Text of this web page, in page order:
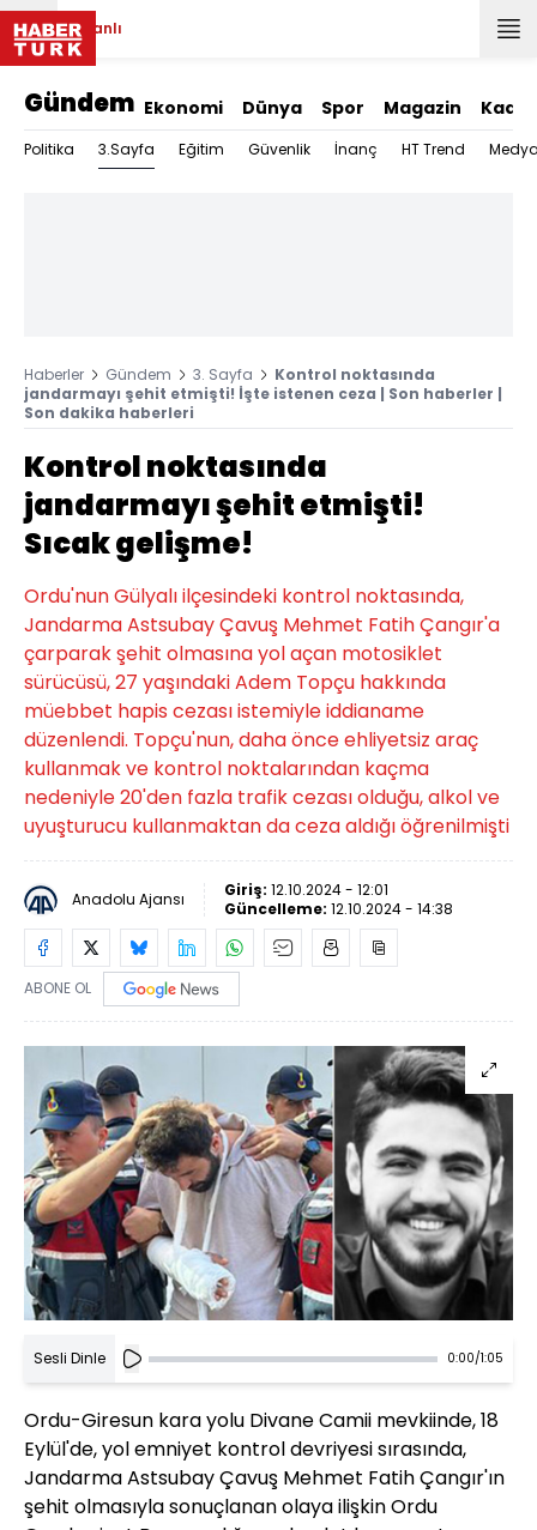
Canlı
Gündem Ekonomi Dünya Spor Magazin Kadın
Politika 3.Sayfa Eğitim Güvenlik İnanç HT Trend
Haberler Gündem 3. Sayfa
Kontrol noktasında
jandarmayı şehit etmişti! İşte istenen ceza | Son haberler |
Son dakika haberleri
Kontrol noktasında
jandarmayı şehit etmişti!
Sıcak gelişme!
Ordu'nun Gülyalı ilçesindeki kontrol noktasında,
Jandarma Astsubay Çavuş Mehmet Fatih Çangır'a
çarparak şehit olmasına yol açan motosiklet
sürücüsü, 27 yaşındaki Adem Topçu hakkında
müebbet hapis cezası istemiyle iddianame
düzenlendi. Topçu'nun, daha önce ehliyetsiz araç
kullanmak ve kontrol noktalarından kaçma
nedeniyle 20'den fazla trafik cezası olduğu, alkol ve
uyuşturucu kullanmaktan da ceza aldığı öğrenilmişti
Anadolu Ajansı Giriş: 12.10.2024 - 12:01
Güncelleme: 12.10.2024 - 14:38
ABONE OL
Sesli Dinle 0:00/1:05
Ordu-Giresun kara yolu Divane Camii mevkiinde, 18
Eylül'de, yol emniyet kontrol devriyesi sırasında,
Jandarma Astsubay Çavuş Mehmet Fatih Çangır'ın
şehit olmasıyla sonuçlanan olaya ilişkin Ordu